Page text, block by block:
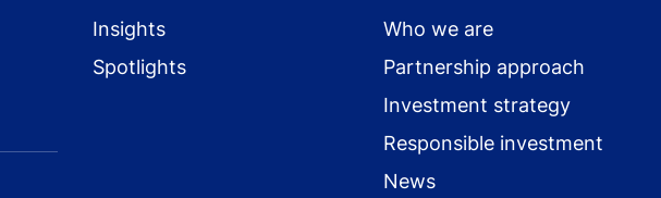
Insights
Spotlights
Who we are
Partnership approach
Investment strategy
Responsible investment
News